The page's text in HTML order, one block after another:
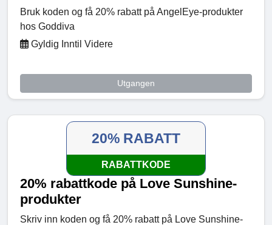
Bruk koden og få 20% rabatt på AngelEye-produkter
hos Goddiva
Gyldig Inntil Videre
Utgangen
20% RABATT
RABATTKODE
20% rabattkode på Love Sunshine-
produkter
Skriv inn koden og få 20% rabatt på Love Sunshine-